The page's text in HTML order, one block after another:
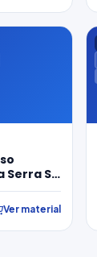
SP
Ver material